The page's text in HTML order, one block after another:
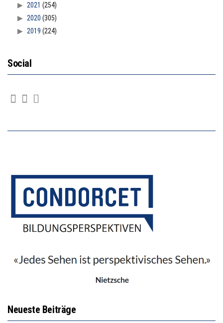
2021 (254)
2020 (305)
2019 (224)
Social
Neueste Beiträge